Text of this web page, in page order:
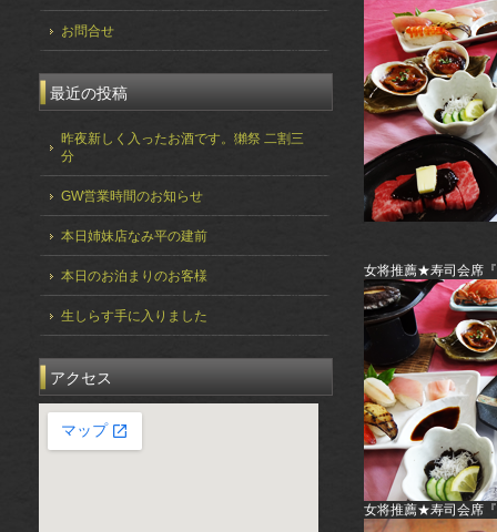
女将推薦★寿司会席
女将推薦★寿司会席
お問合せ
最近の投稿
昨夜新しく入ったお酒です。獺祭 二割三
分
GW営業時間のお知らせ
本日姉妹店なみ平の建前
本日のお泊まりのお客様
生しらす手に入りました
アクセス